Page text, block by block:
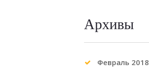
Архивы
Февраль 2018